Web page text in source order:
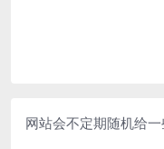
网站会不定期随机给一